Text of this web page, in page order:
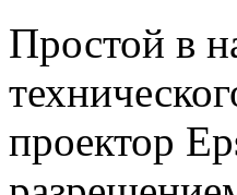
Простой в
проектор